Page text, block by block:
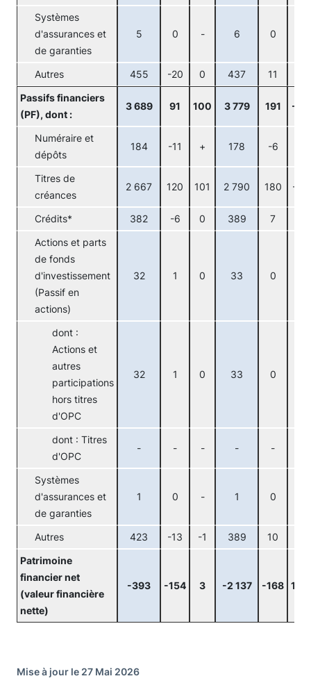
Systèmes
d'assurances et
de garanties
5 0 - 6 0
Autres 455 -20 0 437 11
Passifs financiers
(PF), dont :
3 689 91 100 3 779 191 -56
Numéraire et
dépôts
184 -11 + 178 -6
Titres de
créances
2 667 120 101 2 790 180 -58
Crédits* 382 -6 0 389 7
Actions et parts
de fonds
d'investissement
(Passif en
actions)
32 1 0 33 0
dont :
Actions et
autres
participations
hors titres
d'OPC
32 1 0 33 0
dont : Titres
d'OPC
- - - - -
Systèmes
d'assurances et
de garanties
1 0 - 1 0
Autres 423 -13 -1 389 10
Patrimoine
financier net
(valeur financière
nette)
-393 -154 3 -2 137 -168 100
Mise à jour le 27 Mai 2026